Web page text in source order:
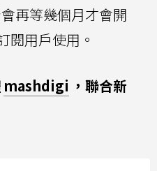
再等幾個月才會開
閱用戶使用。
mashdigi ，聯合新